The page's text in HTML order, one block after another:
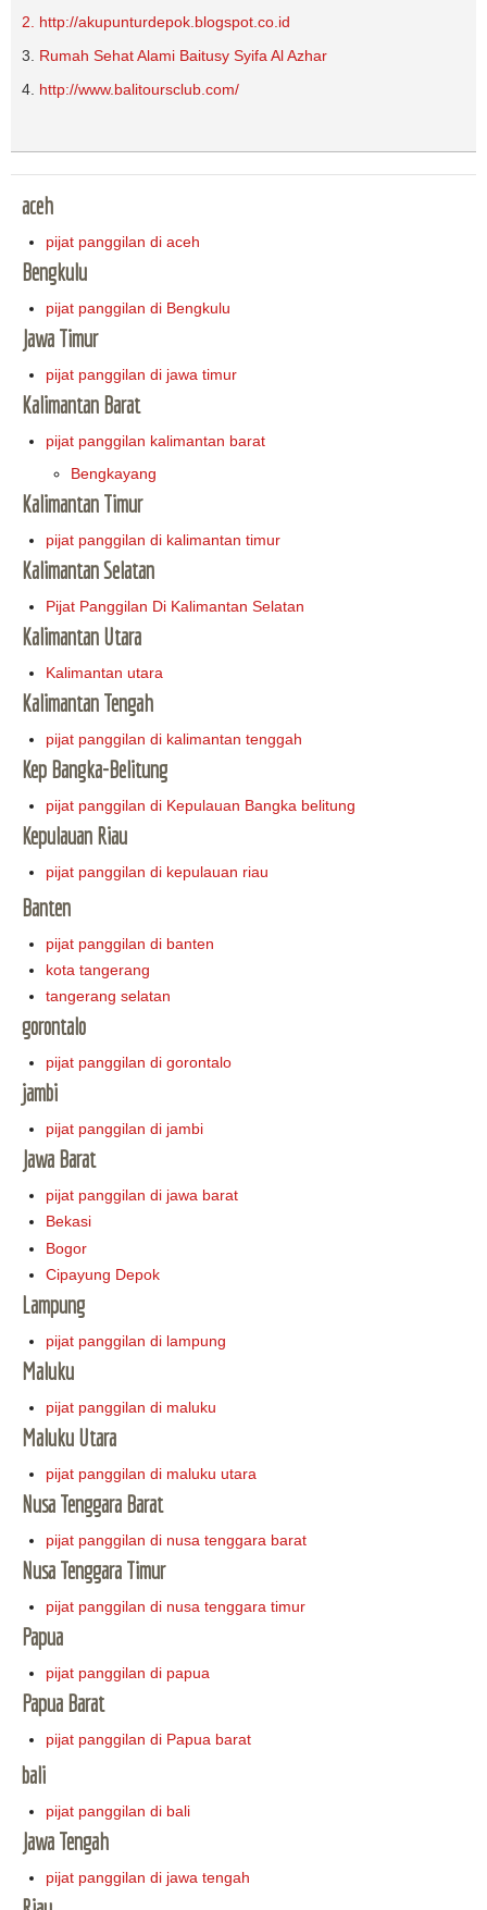
2. http://akupunturdepok.blogspot.co.id
3. Rumah Sehat Alami Baitusy Syifa Al Azhar
4. http://www.balitoursclub.com/
aceh
pijat panggilan di aceh
Bengkulu
pijat panggilan di Bengkulu
Jawa Timur
pijat panggilan di jawa timur
Kalimantan Barat
pijat panggilan kalimantan barat
Bengkayang
Kalimantan Timur
pijat panggilan di kalimantan timur
Kalimantan Selatan
Pijat Panggilan Di Kalimantan Selatan
Kalimantan Utara
Kalimantan utara
Kalimantan Tengah
pijat panggilan di kalimantan tenggah
Kep Bangka-Belitung
pijat panggilan di Kepulauan Bangka belitung
Kepulauan Riau
pijat panggilan di kepulauan riau
Banten
pijat panggilan di banten
kota tangerang
tangerang selatan
gorontalo
pijat panggilan di gorontalo
jambi
pijat panggilan di jambi
Jawa Barat
pijat panggilan di jawa barat
Bekasi
Bogor
Cipayung Depok
Lampung
pijat panggilan di lampung
Maluku
pijat panggilan di maluku
Maluku Utara
pijat panggilan di maluku utara
Nusa Tenggara Barat
pijat panggilan di nusa tenggara barat
Nusa Tenggara Timur
pijat panggilan di nusa tenggara timur
Papua
pijat panggilan di papua
Papua Barat
pijat panggilan di Papua barat
bali
pijat panggilan di bali
Jawa Tengah
pijat panggilan di jawa tengah